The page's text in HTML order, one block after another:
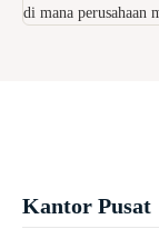
di mana perusahaan
Kantor Pusat